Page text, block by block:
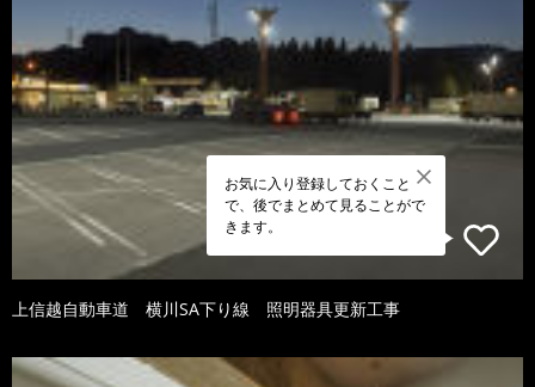
お気に入り登録しておくこと
で、後でまとめて見ることがで
きます。
上信越自動車道 横川SA下り線 照明器具更新工事